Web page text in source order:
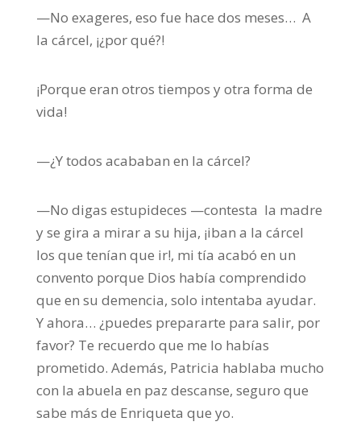
—No exageres, eso fue hace dos meses… A
la cárcel, ¡¿por qué?!
¡Porque eran otros tiempos y otra forma de
vida!
—¿Y todos acababan en la cárcel?
—No digas estupideces —contesta la madre
y se gira a mirar a su hija, ¡iban a la cárcel
los que tenían que ir!, mi tía acabó en un
convento porque Dios había comprendido
que en su demencia, solo intentaba ayudar.
Y ahora… ¿puedes prepararte para salir, por
favor? Te recuerdo que me lo habías
prometido. Además, Patricia hablaba mucho
con la abuela en paz descanse, seguro que
sabe más de Enriqueta que yo.